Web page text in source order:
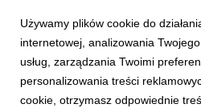
AKTUALNOŚCI
Używamy plików cookie do
internetowej, analizowania
usług, zarządzania Twoimi
personalizowania treści
cookie, otrzymasz odpowiednie